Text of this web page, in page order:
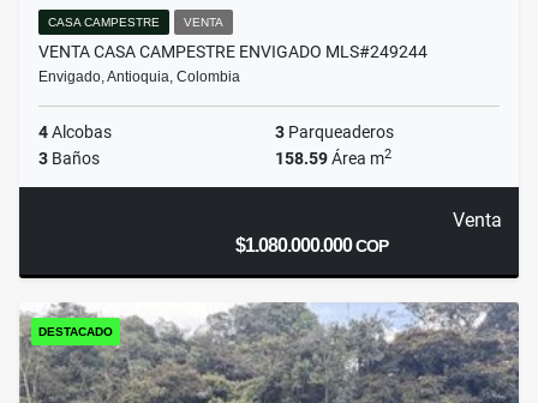
CASA CAMPESTRE VENTA
VENTA CASA CAMPESTRE ENVIGADO MLS#249244
Envigado, Antioquia, Colombia
4Alcobas 3 Parqueaderos
3 Baños 158.59Área m2
Venta
$1.080.000.000COP
DESTACADO